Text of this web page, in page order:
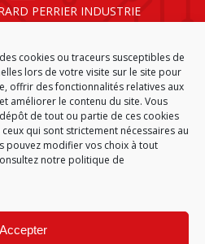
cookies ou traceurs susceptibles de
lors de votre visite sur le site pour
offrir des fonctionnalités relatives aux
améliorer le contenu du site. Vous
de tout ou partie de ces cookies
qui sont strictement nécessaires au
pouvez modifier vos choix à tout
notre politique de
Accepter
PERRIER INDUSTRIE
SAINT EXUPÉRY
FRANCE
DU SITE
MENTIONS LÉGALES